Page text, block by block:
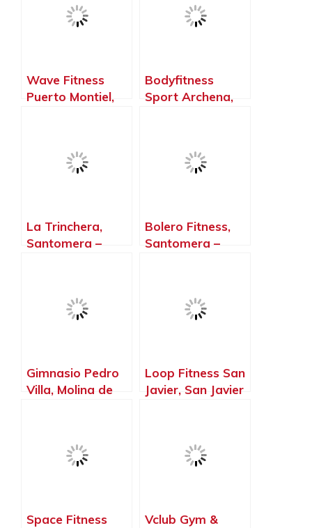
Wave Fitness
Puerto Montiel,
Bodyfitness
Sport Archena,
La Trinchera,
Santomera –
Bolero Fitness,
Santomera –
Gimnasio Pedro
Villa, Molina de
Loop Fitness San
Javier, San Javier
Space Fitness
Vclub Gym &